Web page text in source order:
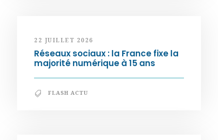
22 JUILLET 2026
Réseaux sociaux : la France fixe la
majorité numérique à 15 ans
FLASH ACTU